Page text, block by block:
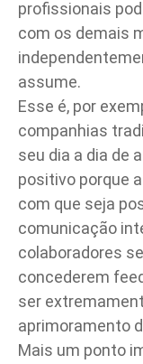
profissionais
com os demais
assume.
Esse é, por
companhias
seu dia a dia de
positivo porque
com que seja
comunicação
colaboradores
concederem
ser
aprimoramento
Mais um ponto